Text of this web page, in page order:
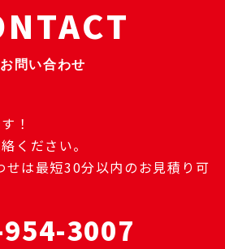
お問い合わせ
！
ください。
は最短30分以内のお見積り可
3007